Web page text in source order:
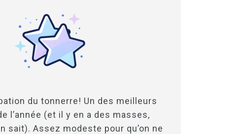
du tonnerre! Un des meilleurs
l’année (et il y en a des masses,
sait). Assez modeste pour qu’on ne